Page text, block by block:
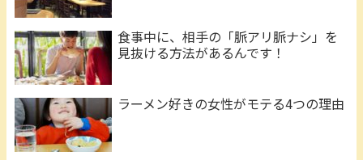
食事中に、相手の「脈アリ脈ナシ」を
見抜ける方法があるんです！
ラーメン好きの女性がモテる4つの理由